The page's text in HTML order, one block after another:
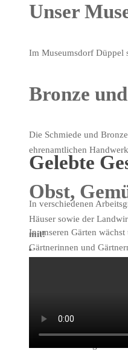
Unser
Im Museumsdorf Düppel
Bronze
Die Schmiede und
ehrenamtlichen
Obst,
In unseren Gärten
Gärtnerinnen und
Von der
Spinnen, Weben,
Brettchenweben
Gelebte
In verschiedenen
Häuser sowie der
mit!